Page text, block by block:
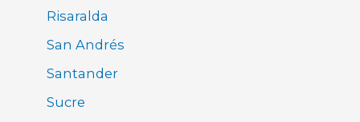
Risaralda
San Andrés
Santander
Sucre